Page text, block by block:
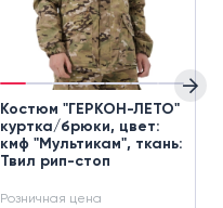
Костюм "ГЕРКОН-ЛЕТО"
куртка/брюки, цвет:
кмф "Мультикам", ткань:
Твил рип-стоп
Розничная цена